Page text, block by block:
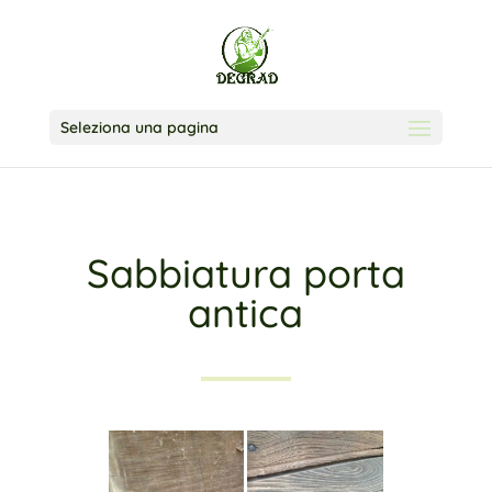
Seleziona una pagina
Sabbiatura porta
antica